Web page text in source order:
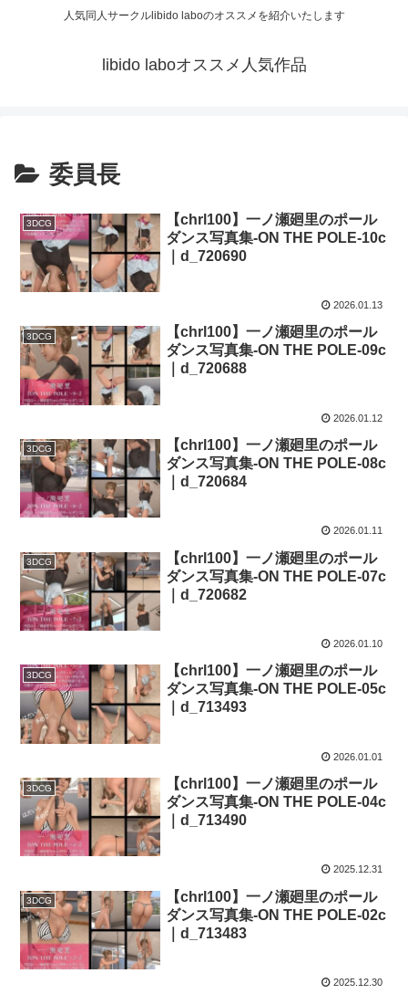
人気同人サークルlibido laboのオススメを紹介いたします
libido laboオススメ人気作品
委員長
3DCG
【chrl100】一ノ瀬廻里のポール
ダンス写真集-ON THE POLE-10c
｜d_720690
2026.01.13
3DCG
【chrl100】一ノ瀬廻里のポール
ダンス写真集-ON THE POLE-09c
｜d_720688
2026.01.12
3DCG
【chrl100】一ノ瀬廻里のポール
ダンス写真集-ON THE POLE-08c
｜d_720684
2026.01.11
3DCG
【chrl100】一ノ瀬廻里のポール
ダンス写真集-ON THE POLE-07c
｜d_720682
2026.01.10
3DCG
【chrl100】一ノ瀬廻里のポール
ダンス写真集-ON THE POLE-05c
｜d_713493
2026.01.01
3DCG
【chrl100】一ノ瀬廻里のポール
ダンス写真集-ON THE POLE-04c
｜d_713490
2025.12.31
3DCG
【chrl100】一ノ瀬廻里のポール
ダンス写真集-ON THE POLE-02c
｜d_713483
2025.12.30